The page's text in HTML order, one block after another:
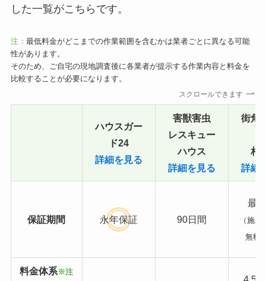
した一覧がこちらです。
注： 最低料金がどこまでの作業範囲を含むかは業者ごとに異なる可能
性があります。
そのため、ご自宅の現地調査後に各業者が提示する作業内容と料金を
比較することが必要になります。
スクロールできます
ハウスガー
ド24
詳細を見る
害獣害虫
レスキュー
ハウス
詳細を見る
街角
相
詳細
保証期間 永年保証 90日間
最
（施
無料
料金体系※注